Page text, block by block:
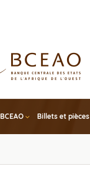
BCEAO Billets et pièces